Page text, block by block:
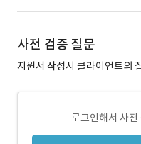
사전 검증 질문
지원서 작성시 클라이언트의
로그인해서 사